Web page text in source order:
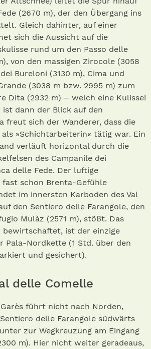
(2670 m), der den Übergang ins
Gleich dahinter, auf einer
sich die Aussicht auf die
rund um den Passo delle
von den massigen Zirocole (3058
Bureloni (3130 m), Cima und
(3038 m bzw. 2995 m) zum
Dita (2932 m) – welch eine Kulisse!
ist dann der Blick auf den
freut sich der Wanderer, dass die
»Schichtarbeiterin« tätig war. Ein
verläuft horizontal durch die
des Campanile dei
delle Fede. Der luftige
fast schon Brenta-Gefühle
im innersten Karboden des Val
den Sentiero delle Farangole, den
Mulàz (2571 m), stößt. Das
bewirtschaftet, ist der einzige
Pala-Nordkette (1 Std. über den
und gesichert).
delle Comelle
führt nicht nach Norden,
delle Farangole südwärts
zur Wegkreuzung am Eingang
m). Hier nicht weiter geradeaus,